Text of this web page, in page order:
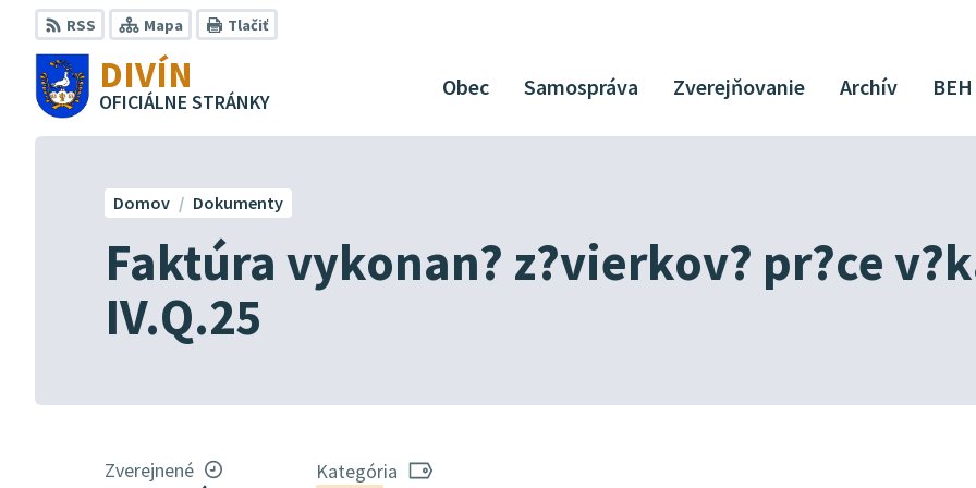
Preskočiť
na
obsah
RSS Mapa Tlačiť
DIVÍN
OFICIÁLNE STRÁNKY
Obec Samospráva Zverejňovanie Archív BEH
Faktúra vykonan? z?vierkov? pr?ce
IV.Q.25
Domov Dokumenty
Zverejnené Kategória